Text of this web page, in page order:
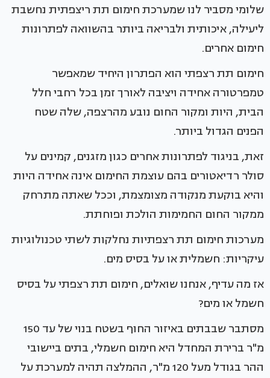
שלומי מסביר לנו שמערכת חימום תת ריצפתית נחשבת
ליעילה, איכותית ולבריאה ביותר בהשוואה לפתרונות
חימום אחרים.
חימום תת רצפתי הוא הפתרון היחיד שמאפשר
טמפרטורה אחידה ויציבה לאורך זמן בכל רחבי חלל
הבית, היות ומקור החום נובע מהרצפה, שלה שטח
הפנים הגדול ביותר.
זאת, בניגוד לפתרונות אחרים כגון מזגנים, קמינים על
סולר רדיאטורים בהם עוצמת החימום אינה אחידה היות
והיא בוקעת מנקודה מצומצמת, וככל שאתה מתרחק
ממקור החום החמימות הולכת ופוחתת.
מערכות חימום תת רצפתיות נחלקות לשתי טכנולוגיות
עיקריות: חשמלית או על בסיס מים.
אז מה עדיף, אנחנו שואלים, חימום תת רצפתי על בסיס
חשמל או מים?
מסתבר שבבתים באיזור החוף בשטח בנוי של עד 150
מ"ר ברירת המחדל היא חימום חשמלי, בתים ביישובי
ההר בגודל מעל 120 מ"ר, ההמלצה תהיה למערכת על